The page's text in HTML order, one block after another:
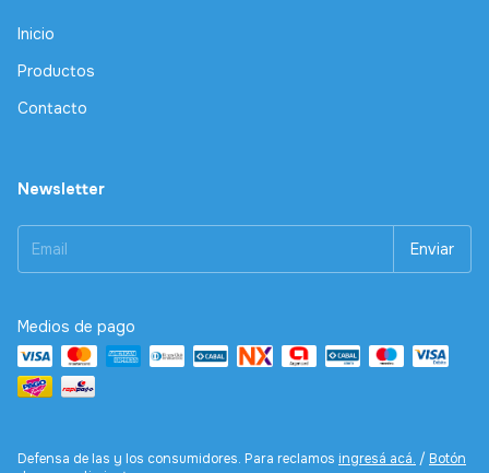
Inicio
Productos
Contacto
Newsletter
Medios de pago
Defensa de las y los consumidores. Para reclamos ingresá acá. / Botón